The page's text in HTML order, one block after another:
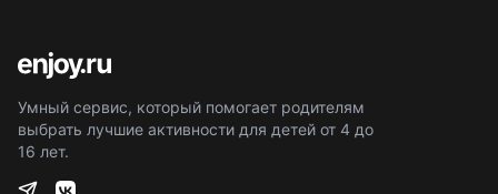
Умный сервис, который помогает родителям
выбрать лучшие активности для детей от 4 до
16 лет.